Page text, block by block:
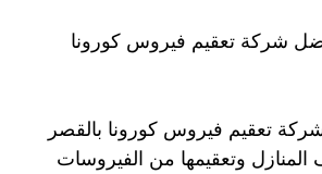
شركة تعقيم فيروس كورونا
تعقيم فيروس كورونا بالقصر
وتعقيمها من الفيروسات